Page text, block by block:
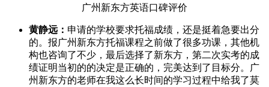
广州新东方英语口碑评价
黄静远： 申请的学校要求托福成绩，还是挺着急要出分
的。报广州新东方托福课程之前做了很多功课，其他机
构也咨询了不少，最后选择了新东方，第二次实考的成
绩证明当初的的决定是正确的，完美达到了目标分。广
州新东方的老师在我这么长时间的学习过程中给我了莫